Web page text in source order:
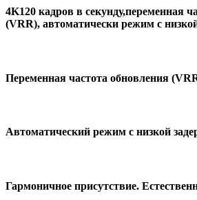
4K120 кадров в секунду,переменная
(VRR), автоматически режим с
Переменная частота обновления
Автоматический режим с низкой
Гармоничное присутствие.